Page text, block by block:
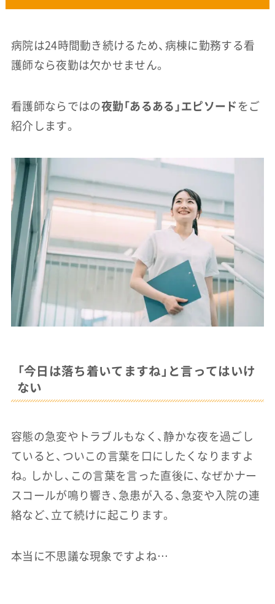
病院は24時間動き続けるため、病棟に勤務する看
護師なら夜勤は欠かせません。
看護師ならではの夜勤「あるある」エピソード をご
紹介します。
「今日は落ち着いてますね」と言ってはいけ
ない
容態の急変やトラブルもなく、静かな夜を過ごし
ていると、ついこの言葉を口にしたくなりますよ
ね。
しかし、この言葉を言った直後に、なぜかナー
スコールが鳴り響き、急患が入る、急変や入院の連
絡など、立て続けに起こります。
本当に不思議な現象ですよね…